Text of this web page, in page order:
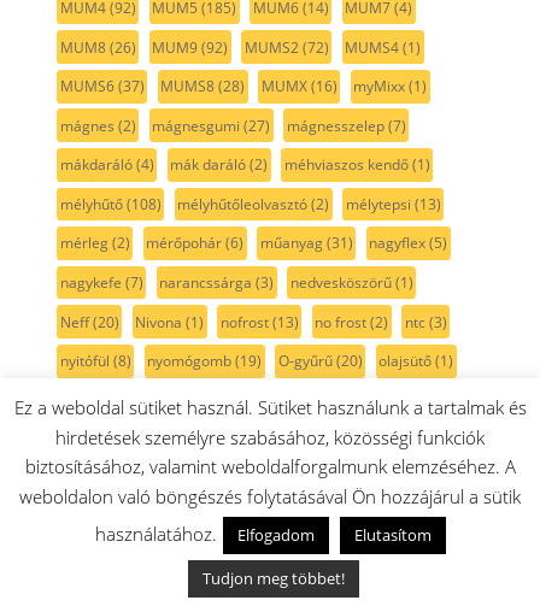
MUM4(92) MUM5 (185) MUM6(14) MUM7(4)
MUM8(26) MUM9(92) MUMS2(72) MUMS4(1)
MUMS6(37) MUMS8(28) MUMX(16) myMixx(1)
mágnes (2) mágnesgumi (27) mágnesszelep(7)
mákdaráló(4) mák daráló(2) méhviaszos kendő(1)
mélyhűtő(108) mélyhűtőleolvasztó(2) mélytepsi (13)
mérleg(2) mérőpohár(6) műanyag(31) nagyflex(5)
nagykefe (7) narancssárga (3) nedvesköszörű(1)
Neff(20) Nivona (1) nofrost(13) no frost(2) ntc(3)
nyitófül (8) nyomógomb(19) O-gyűrű(20) olajsütő(1)
oldallap(4) optiMUM(63) padlókefe(1)
palack-tartály(34) palackpolc(47) palacktartó(40)
palacktároló(34) panel(1) papír porzsák(5)
parketta kefe(2) passzírozó(9)
PB gáz(25) penge(5) perem(3) persely
pihefogó(3) piheszűrő(3)
Ez a weboldal sütiket használ. Sütiket használunk a tartalmak és
hirdetések személyre szabásához, közösségi funkciók
biztosításához, valamint weboldalforgalmunk elemzéséhez. A
weboldalon való böngészés folytatásával Ön hozzájárul a sütik
használatához.
Elfogadom
Elutasítom
Tudjon meg többet!